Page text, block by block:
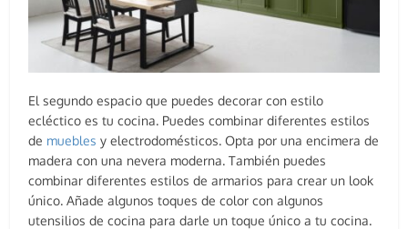
El segundo espacio que puedes decorar con estilo
ecléctico es tu cocina. Puedes combinar diferentes estilos
de muebles y electrodomésticos. Opta por una encimera de
madera con una nevera moderna. También puedes
combinar diferentes estilos de armarios para crear un look
único. Añade algunos toques de color con algunos
utensilios de cocina para darle un toque único a tu cocina.